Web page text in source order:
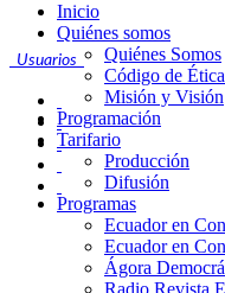
Usuarios
Inicio
Quiénes somos
Quiénes Somos
Código de
Misión y Visión
Programación
Tarifario
Producción
Difusión
Programas
Ecuador en
Ecuador en
Ágora
Radio Revista